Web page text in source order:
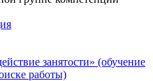
занятости» (обучение
работы)